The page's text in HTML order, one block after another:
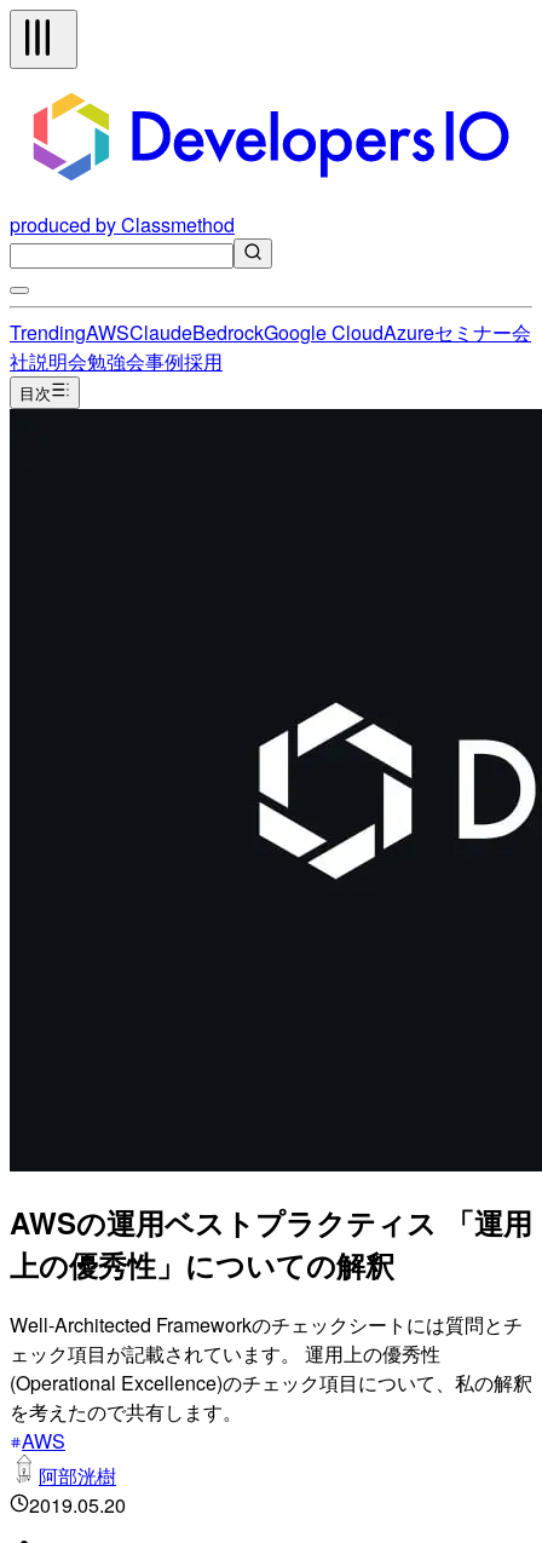
produced by Classmethod
TrendingAWSClaudeBedrockGoogle CloudAzureセミナー会
社説明会勉強会事例採用
目次
AWSの運用ベストプラクティス 「運用
上の優秀性」についての解釈
Well-Architected Frameworkのチェックシートには質問とチ
ェック項目が記載されています。 運用上の優秀性
(Operational Excellence)のチェック項目について、私の解釈
を考えたので共有します。
AWS
阿部洸樹
2019.05.20